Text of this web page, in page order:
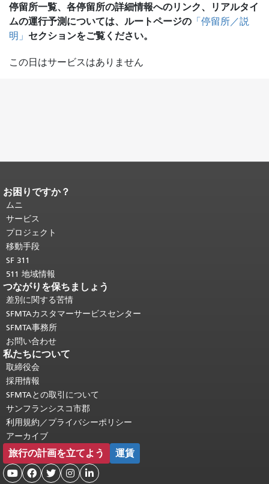
停留所一覧、各停留所の詳細情報へのリンク、リアルタイ
ムの運行予測については、ルートページの 「停留所／説
明」 セクションをご覧ください。
この日はサービスはありません
ページコンテンツの終わり。
ジの残りの部分はすべてのページで繰
り返されます。
頭に戻る。
お困りですか？
ムニ
サービス
プロジェクト
移動手段
SF 311
511 地域情報
つながりを保ちましょう
差別に関する苦情
SFMTAカスタマーサービスセンター
SFMTA事務所
お問い合わせ
私たちについて
取締役会
採用情報
SFMTAとの取引について
サンフランシスコ市郡
利用規約／プライバシーポリシー
アーカイブ
旅行の計画を立てよう 運賃
    